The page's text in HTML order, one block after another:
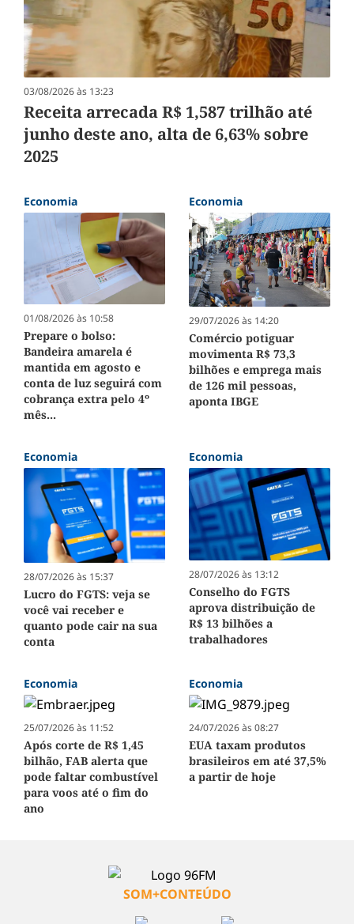
03/08/2026 às 13:23
Receita arrecada R$ 1,587 trilhão até
junho deste ano, alta de 6,63% sobre
2025
Economia
01/08/2026 às 10:58
Prepare o bolso:
Bandeira amarela é
mantida em agosto e
conta de luz seguirá com
cobrança extra pelo 4º
mês...
Economia
29/07/2026 às 14:20
Comércio potiguar
movimenta R$ 73,3
bilhões e emprega mais
de 126 mil pessoas,
aponta IBGE
Economia
28/07/2026 às 15:37
Lucro do FGTS: veja se
você vai receber e
quanto pode cair na sua
conta
Economia
28/07/2026 às 13:12
Conselho do FGTS
aprova distribuição de
R$ 13 bilhões a
trabalhadores
Economia
25/07/2026 às 11:52
Após corte de R$ 1,45
bilhão, FAB alerta que
pode faltar combustível
para voos até o fim do
ano
Economia
24/07/2026 às 08:27
EUA taxam produtos
brasileiros em até 37,5%
a partir de hoje
SOM+CONTEÚDO